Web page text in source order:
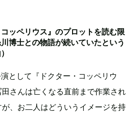
ッペリウス』のプロットを読む限
博士との物語が続いていたという
として『ドクター・コッペリウ
さんは亡くなる直前まで作業され
、お二人はどういうイメージを持